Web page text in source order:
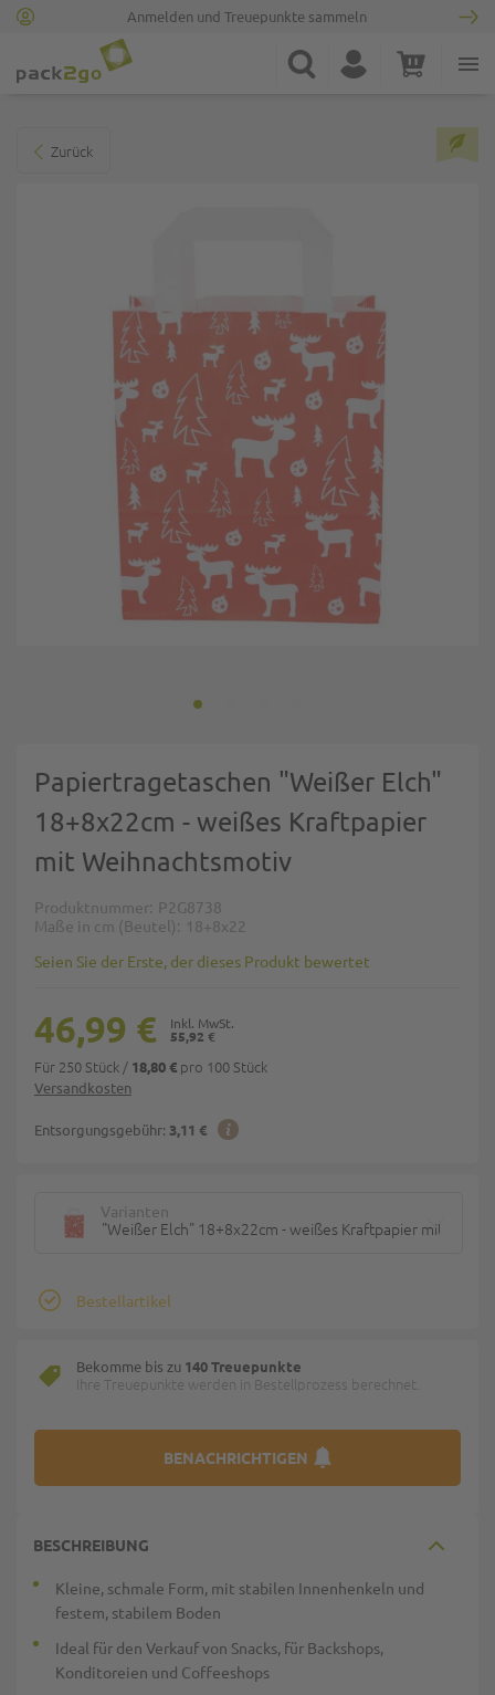
Anmelden und Treuepunkte sammeln
Suche Konto Warenkorb
Zurück
Papiertragetaschen "Weißer Elch"
18+8x22cm - weißes Kraftpapier
mit Weihnachtsmotiv
Produktnummer P2G8738
Maße in cm (Beutel)
18+8x22
Seien Sie der Erste, der dieses Produkt bewertet
Versandkosten
Entsorgungsgebühr: 3,11 €
55,92 €
46,99 €
Für 250 Stück / 18,80 € pro 100 Stück
Varianten
"Weißer Elch" 18+8x22cm - weißes Kraftpapier mit
Bestellartikel
Bekomme bis zu 140 Treuepunkte
Ihre Treuepunkte werden in Bestellprozess berechnet.
BENACHRICHTIGEN
BESCHREIBUNG
Kleine, schmale Form, mit stabilen Innenhenkeln und
festem, stabilem Boden
Ideal für den Verkauf von Snacks, für Backshops,
Konditoreien und Coffeeshops